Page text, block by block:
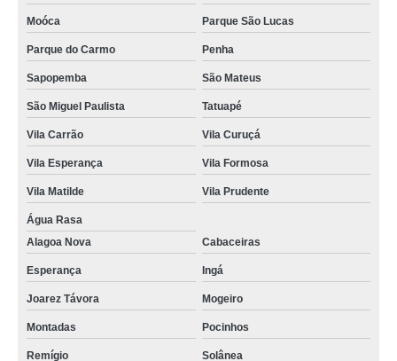
Moóca Parque São Lucas
Parque do Carmo Penha
Sapopemba São Mateus
São Miguel Paulista Tatuapé
Vila Carrão Vila Curuçá
Vila Esperança Vila Formosa
Vila Matilde Vila Prudente
Água Rasa
Alagoa Nova
Cabaceiras
Esperança Ingá
Joarez Távora Mogeiro
Montadas Pocinhos
Remígio Solânea